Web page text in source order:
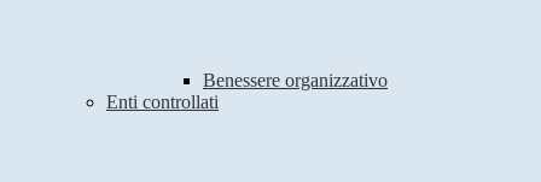
Benessere organizzativo
Enti controllati